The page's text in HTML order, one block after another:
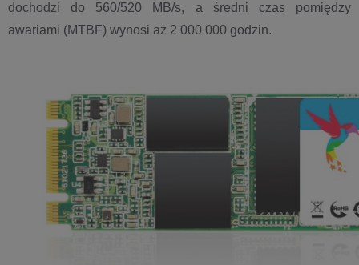
dochodzi do 560/520 MB/s, a średni czas pomiędzy
awariami (MTBF) wynosi aż 2 000 000 godzin.